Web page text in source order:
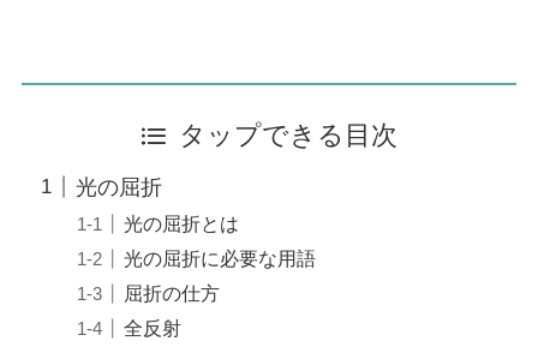
タップできる目次
光の屈折
光の屈折とは
光の屈折に必要な用語
屈折の仕方
全反射